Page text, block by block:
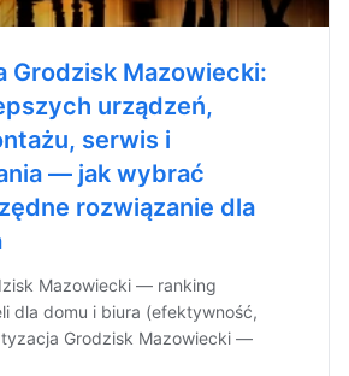
Grodzisk Mazowiecki:
urządzeń,
serwis i
— jak wybrać
rozwiązanie dla
Mazowiecki — ranking
dla domu i biura (efektywność,
Grodzisk Mazowiecki —